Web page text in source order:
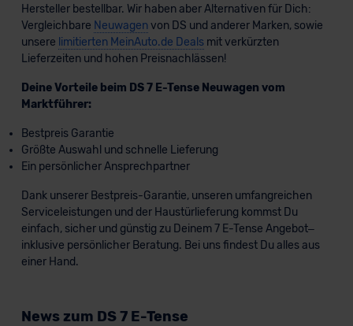
Hersteller bestellbar. Wir haben aber Alternativen für Dich:
Vergleichbare Neuwagenvon DS und anderer Marken, sowie
unsere limitierten MeinAuto.de Dealsmit verkürzten
Lieferzeiten und hohen Preisnachlässen!
Deine Vorteile beim DS 7 E-Tense Neuwagen vom
Marktführer:
Bestpreis Garantie
Größte Auswahl und schnelle Lieferung
Ein persönlicher Ansprechpartner
Dank unserer Bestpreis-Garantie, unseren umfangreichen
Serviceleistungen und der Haustürlieferung kommst Du
einfach, sicher und günstig zu Deinem 7 E-Tense Angebot–
inklusive persönlicher Beratung. Bei uns findest Du alles aus
einer Hand.
News zum DS 7 E-Tense